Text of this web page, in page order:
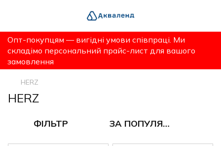
Опт-покупцям — вигідні умови співпраці. Ми
складімо персональний прайс-лист для вашого
замовлення
HERZ
HERZ
ФІЛЬТР ЗА ПОПУЛЯРНІСТЮ